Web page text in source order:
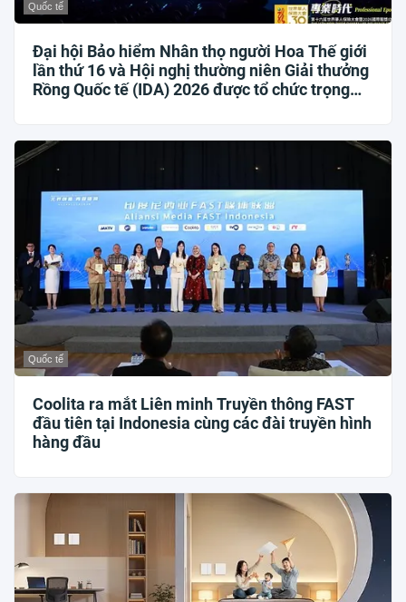
Quốc tế
Đại hội Bảo hiểm Nhân thọ người Hoa Thế giới
lần thứ 16 và Hội nghị thường niên Giải thưởng
Rồng Quốc tế (IDA) 2026 được tổ chức trọng
Quốc tế
Coolita ra mắt Liên minh Truyền thông FAST
đầu tiên tại Indonesia cùng các đài truyền hình
hàng đầu